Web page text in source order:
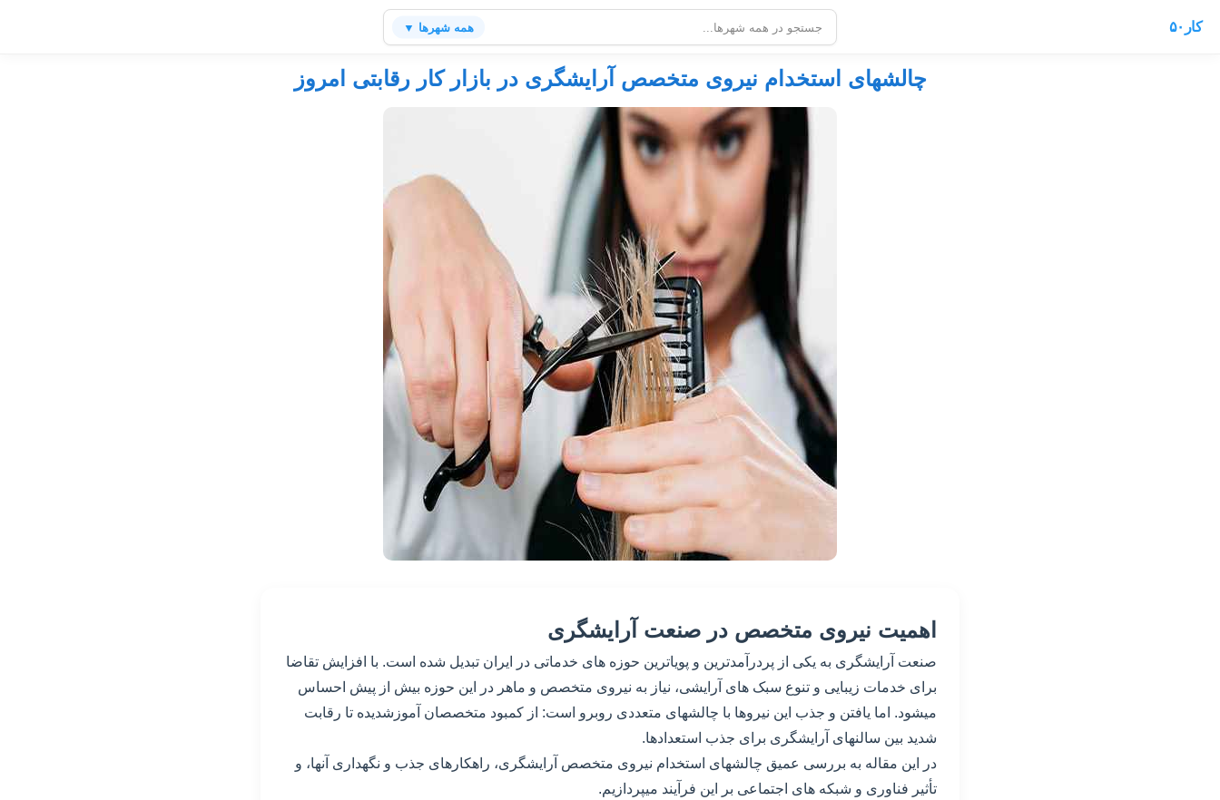
کار۵۰ همه شهرها ▼
چالشهای استخدام نیروی متخصص آرایشگری در بازار کار رقابتی امروز
اهمیت نیروی متخصص در صنعت آرایشگری
صنعت آرایشگری به یکی از پردرآمدترین و پویاترین حوزه های خدماتی در ایران تبدیل شده است. با افزایش تقاضا
برای خدمات زیبایی و تنوع سبک های آرایشی، نیاز به نیروی متخصص و ماهر در این حوزه بیش از پیش احساس
میشود. اما یافتن و جذب این نیروها با چالشهای متعددی روبرو است: از کمبود متخصصان آموزشدیده تا رقابت
شدید بین سالنهای آرایشگری برای جذب استعدادها.
در این مقاله به بررسی عمیق چالشهای استخدام نیروی متخصص آرایشگری، راهکارهای جذب و نگهداری آنها، و
تأثیر فناوری و شبکه های اجتماعی بر این فرآیند میپردازیم.